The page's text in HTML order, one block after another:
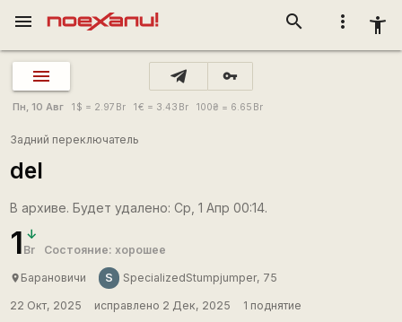
more_vert accessibility_new
search
menu
vpn_key
Пн, 10 Авг 1 $ = 2.97 Br 1€ = 3.43 Br 100₴ = 6.65 Br
Задний переключатель
del
В архиве. Будет удалено: Ср, 1 Апр 00:14.
1 Br Состояние: хорошее
place Барановичи S SpecializedStumpjumper, 75
22 Окт, 2025 исправлено 2 Дек, 2025
1 поднятие